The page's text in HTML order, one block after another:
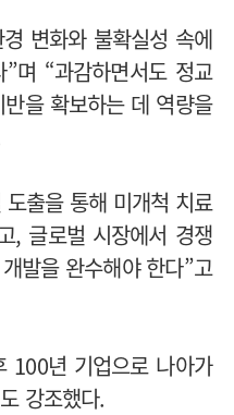
변화와 불확실성 속에
며 “과감하면서도 정교
을 확보하는 데 역량을
출을 통해 미개척 치료
, 글로벌 시장에서 경쟁
발을 완수해야 한다”고
100년 기업으로 나아가
강조했다.